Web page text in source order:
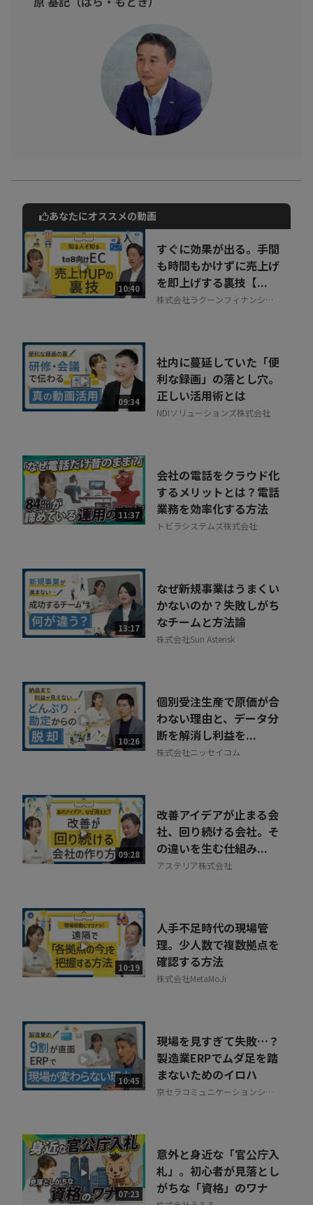
動画でご紹介しているサービスについて
お気軽にご相談・ご質問いただけます！
30秒でお申し込み可能
相談を希望する 無料
あなたにオススメの動画
10:40
すぐに効果が出る。手間
も時間もかけずに売上げ
を即上げする裏技【...
株式会社ラクーンフィナンシャ
09:34
社内に蔓延していた「便
利な録画」の落とし穴。
正しい活用術とは
NDIソリューションズ株式会社
11:37
会社の電話をクラウド化
するメリットとは？電話
業務を効率化する方法
トビラシステムズ株式会社
13:17
なぜ新規事業はうまくい
かないのか？失敗しがち
なチームと方法論
株式会社Sun Asterisk
10:26
個別受注生産で原価が合
わない理由と、データ分
断を解消し利益を...
株式会社ニッセイコム
09:28
改善アイデアが止まる会
社、回り続ける会社。そ
の違いを生む仕組み...
アステリア株式会社
10:19
人手不足時代の現場管
理。少人数で複数拠点を
確認する方法
株式会社MetaMoJi
10:45
現場を見すぎて失敗…？
製造業ERPでムダ足を踏
まないためのイロハ
京セラコミュニケーションシス
07:23
意外と身近な「官公庁入
札」。初心者が見落とし
がちな「資格」のワナ